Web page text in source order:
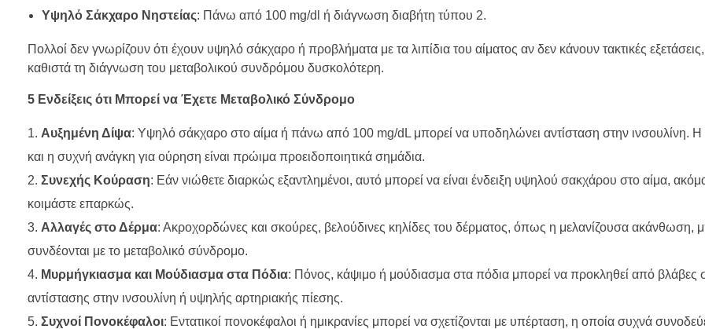
Υψηλό Σάκχαρο Νηστείας: Πάνω από 100 mg/dl ή διάγνωση διαβήτη τύπου 2.
Πολλοί δεν γνωρίζουν ότι έχουν υψηλό σάκχαρο ή προβλήματα με τα λιπίδια του αίματος αν δεν κάνουν τακτικές
καθιστά τη διάγνωση του μεταβολικού συνδρόμου δυσκολότερη.
5 Ενδείξεις ότι Μπορεί να Έχετε Μεταβολικό Σύνδρομο
Αυξημένη Δίψα: Υψηλό σάκχαρο στο αίμα ή πάνω από 100 mg/dL μπορεί να υποδηλώνει αντίσταση στην ινσουλίνη. Η
και η συχνή ανάγκη για ούρηση είναι πρώιμα προειδοποιητικά σημάδια.
Συνεχής Κούραση: Εάν νιώθετε διαρκώς εξαντλημένοι, αυτό μπορεί να είναι ένδειξη υψηλού σακχάρου στο αίμα,
κοιμάστε επαρκώς.
Αλλαγές στο Δέρμα: Ακροχορδώνες και σκούρες, βελούδινες κηλίδες του δέρματος, όπως η μελανίζουσα ακάνθωση,
συνδέονται με το μεταβολικό σύνδρομο.
Μυρμήγκιασμα και Μούδιασμα στα Πόδια: Πόνος, κάψιμο ή μούδιασμα στα πόδια μπορεί να προκληθεί από βλάβες
αντίστασης στην ινσουλίνη ή υψηλής αρτηριακής πίεσης.
Συχνοί Πονοκέφαλοι: Εντατικοί πονοκέφαλοι ή ημικρανίες μπορεί να σχετίζονται με υπέρταση, η οποία συχνά